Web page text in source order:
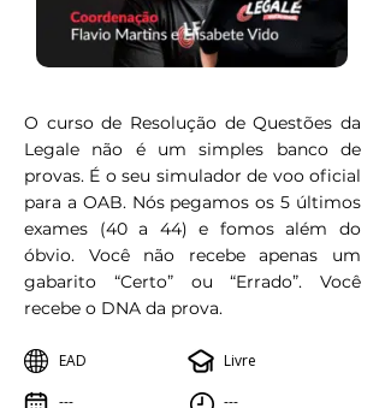
O curso de Resolução de Questões da
Legale não é um simples banco de
provas. É o seu simulador de voo oficial
para a OAB. Nós pegamos os 5 últimos
exames (40 a 44) e fomos além do
óbvio. Você não recebe apenas um
gabarito “Certo” ou “Errado”. Você
recebe o DNA da prova.
EAD
---
Livre
---